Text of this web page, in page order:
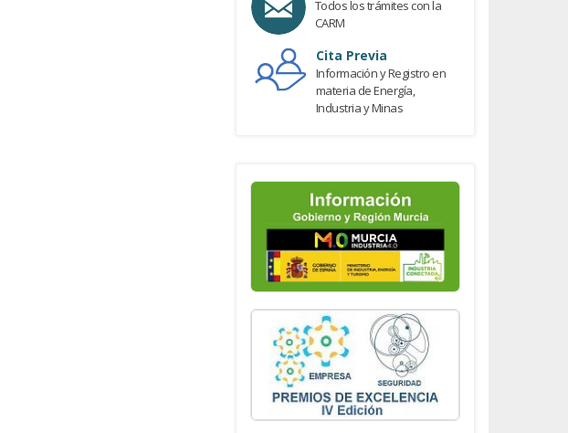
Todos los trámites con la
CARM
Cita Previa
Información y Registro en
materia de Energía,
Industria y Minas